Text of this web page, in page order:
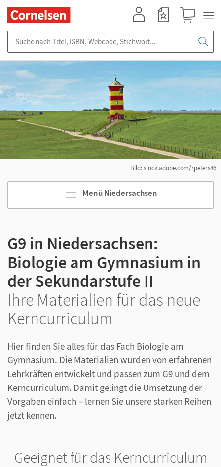
Menü Niedersachsen
Bild: stock.adobe.com/rpeters86
G9 in Niedersachsen:
Biologie am Gymnasium in
der Sekundarstufe II
Ihre Materialien für das neue
Kerncurriculum
Hier finden Sie alles für das Fach Biologie am
Gymnasium. Die Materialien wurden von erfahrenen
Lehrkräften entwickelt und passen zum G9 und dem
Kerncurriculum. Damit gelingt die Umsetzung der
Vorgaben einfach – lernen Sie unsere starken Reihen
jetzt kennen.
Geeignet für das Kerncurriculum